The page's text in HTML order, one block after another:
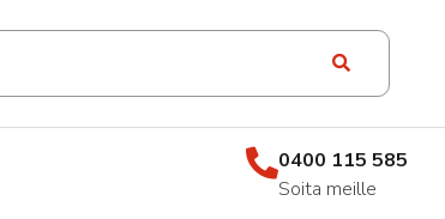
0400 115 585
Soita meille